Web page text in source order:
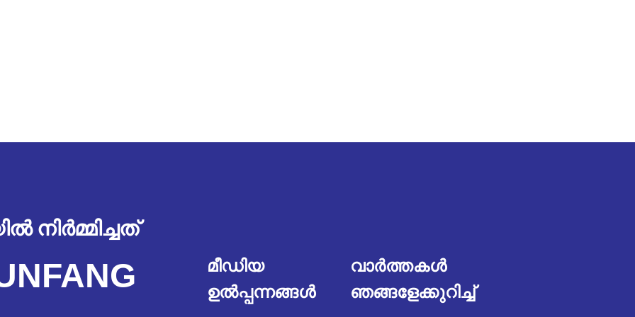
നിർമ്മിച്ചത്
മീഡിയ
വാർത്തകൾ
ഉൽപ്പന്നങ്ങൾ
ഞങ്ങളേക്കുറിച്ച്